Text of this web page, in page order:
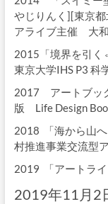
やじりんく][東京
アライブ主催 大
2015「境界を引
東京大学IHS P3
2017 アートブッ
版 Life Design
2018 「海から山
村推進事業交流型
2019 「アートライ
2019年11月2